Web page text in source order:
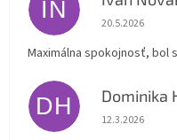
IN Hodnotenie
20.5.2026
Maximálna spokojnosť, bol
DH Dominika
Hodnotenie
12.3.2026